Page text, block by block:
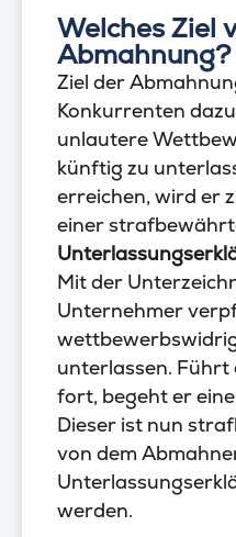
Welches Ziel
Abmahnung?
Ziel der
Konkurrenten
unlautere
künftig zu
erreichen, wird er
einer
Mit der
Unternehmer
unterlassen. Führt
fort, begeht er
Dieser ist nun
von dem
werden.